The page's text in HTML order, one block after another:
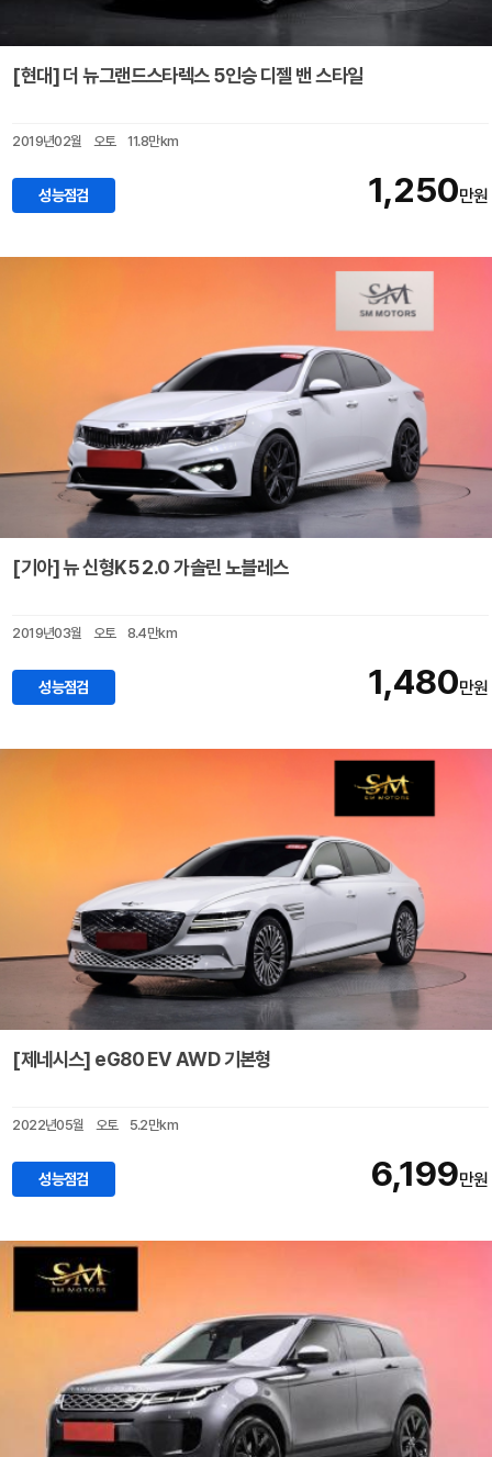
[현대] 더 뉴그랜드스타렉스 5인승 디젤 밴 스타일
2019년02월 오토 11.8만km
성능점검 1,250만원
[기아] 뉴 신형K5 2.0 가솔린 노블레스
2019년03월 오토 8.4만km
성능점검 1,480만원
[제네시스] eG80 EV AWD 기본형
2022년05월 오토 5.2만km
성능점검 6,199만원